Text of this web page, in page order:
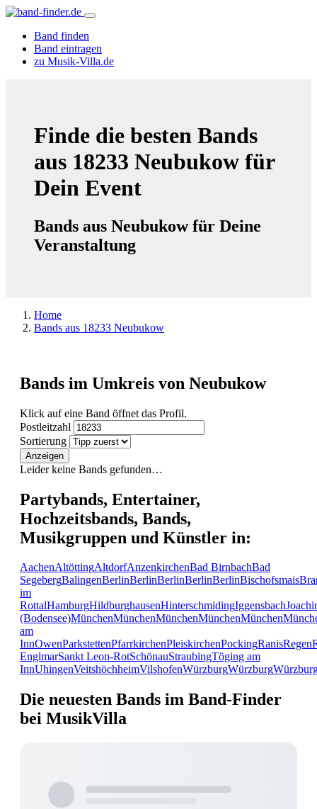
Band finden
Band eintragen
zu Musik-Villa.de
Finde die besten Bands
aus 18233 Neubukow für
Dein Event
Bands aus Neubukow für Deine
Veranstaltung
Home
Bands aus 18233 Neubukow
Bands im Umkreis von Neubukow
Klick auf eine Band öffnet das Profil.
Postleitzahl
Sortierung
Anzeigen
Leider keine Bands gefunden…
Partybands, Entertainer,
Hochzeitsbands, Bands,
Musikgruppen und Künstler in:
AachenAltöttingAltdorfAnzenkirchenBad BirnbachBad
SegebergBalingenBerlinBerlinBerlinBerlinBerlinBischofsmais
im
RottalHamburgHildburghausenHinterschmidingIggensbach
(Bodensee)MünchenMünchenMünchenMünchenMünchen
am
InnOwenParkstettenPfarrkirchenPleiskirchenPockingRanisRegen
EnglmarSankt Leon-RotSchönauStraubingTöging am
InnUhingenVeitshöchheimVilshofenWürzburgWürzburg
Die neuesten Bands im Band-Finder
bei MusikVilla